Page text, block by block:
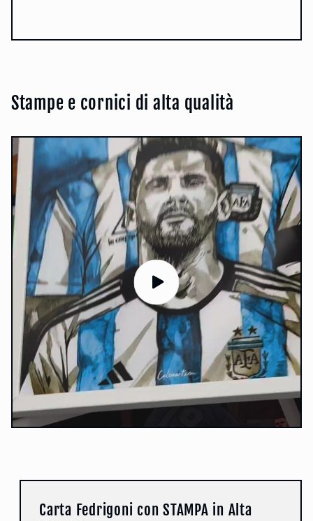
Stampe e cornici di alta qualità
Carta Fedrigoni con STAMPA in Alta